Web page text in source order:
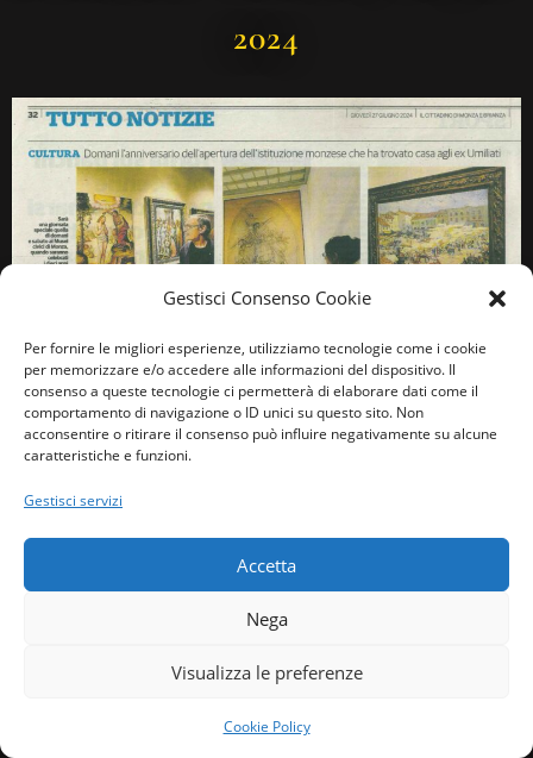
Gestisci Consenso Cookie
Per fornire le migliori esperienze, utilizziamo tecnologie come i cookie
per memorizzare e/o accedere alle informazioni del dispositivo. Il
consenso a queste tecnologie ci permetterà di elaborare dati come il
comportamento di navigazione o ID unici su questo sito. Non
acconsentire o ritirare il consenso può influire negativamente su alcune
caratteristiche e funzioni.
Gestisci servizi
Accetta
Nega
Visualizza le preferenze
Cookie Policy
2024
Il Cittadino - Mercoledì 29